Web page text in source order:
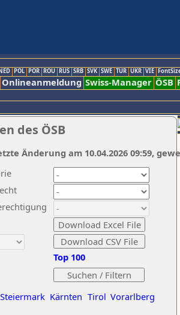
POL POR ROU RUS SRB SVK SWE TUR UKR VIE
Onlineanmeldung Swiss-Manager ÖSB
des ÖSB
Steiermark Kärnten Tirol Vorarlberg
Top 100
Änderung am 10.04.2026 09:59,